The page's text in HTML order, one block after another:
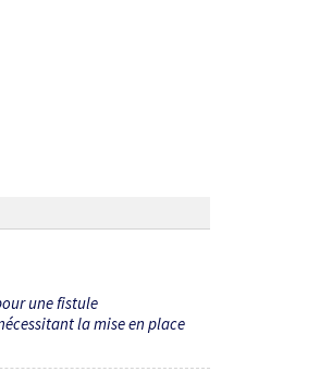
une fistule
la mise en place